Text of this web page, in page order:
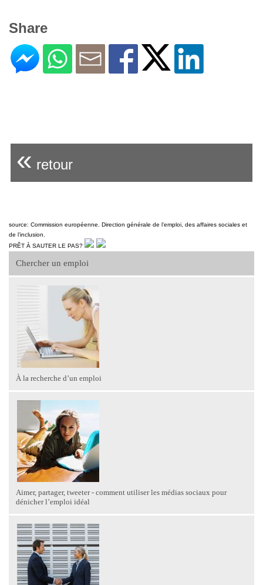
Chercher un emploi
À la recherche d’un emploi
Aimer, partager, tweeter - comment utiliser les médias sociaux pour
dénicher l’emploi idéal
Share
« retour
source: Commission européenne. Direction générale de l’emploi, des affaires sociales et
de l’inclusion.
PRÊT À SAUTER LE PAS?